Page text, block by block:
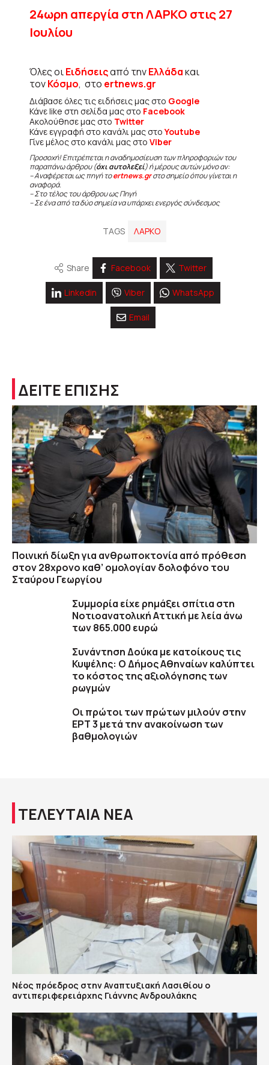
24ωρη απεργία στη ΛΑΡΚΟ στις 27
Ιουλίου
Όλες οιΕιδήσειςαπό τηνΕλλάδακαι
τονΚόσμο, στο ertnews.gr
Διάβασε όλες τις ειδήσεις μας στο Google
Κάνε like στη σελίδα μας στο Facebook
Ακολούθησε μας στο Twitter
Κάνε εγγραφή στο κανάλι μας στοYoutube
Γίνε μέλος στο κανάλι μας στο Viber
Προσοχή! Επιτρέπεται η αναδημοσίευση των πληροφοριών του
παραπάνω άρθρου (όχι αυτολεξεί) ή μέρους αυτών μόνο αν:
– Αναφέρεται ως πηγή τοertnews.grστο σημείο όπου γίνεται η
αναφορά.
– Στο τέλος του άρθρου ως Πηγή
– Σε ένα από τα δύο σημεία να υπάρχει ενεργός σύνδεσμος
TAGS ΛΑΡΚΟ
Share Facebook Twitter
Linkedin Viber WhatsApp
Email
ΔΕΙΤΕ ΕΠΙΣΗΣ
Ποινική δίωξη για ανθρωποκτονία από πρόθεση
στον 28χρονο καθ’ ομολογίαν δολοφόνο του
Σταύρου Γεωργίου
Συμμορία είχε ρημάξει σπίτια στη
Νοτιοανατολική Αττική με λεία άνω
των 865.000 ευρώ
Συνάντηση Δούκα με κατοίκους τις
Κυψέλης: Ο Δήμος Αθηναίων καλύπτει
το κόστος της αξιολόγησης των
ρωγμών
Οι πρώτοι των πρώτων μιλούν στην
ΕΡΤ 3 μετά την ανακοίνωση των
βαθμολογιών
ΤΕΛΕΥΤΑΙΑ ΝΕΑ
Νέος πρόεδρος στην Αναπτυξιακή Λασιθίου ο
αντιπεριφερειάρχης Γιάννης Ανδρουλάκης